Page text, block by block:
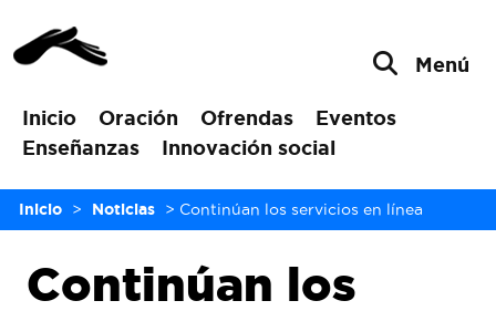
Inicio Oración Ofrendas
Eventos
Enseñanzas
Innovación social
Menú
Inicio > Noticias > Continúan los servicios en línea
Continúan los